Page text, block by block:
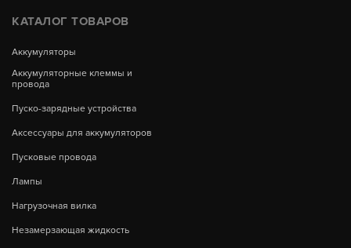
КАТАЛОГ ТОВАРОВ
Аккумуляторы
Аккумуляторные клеммы и
провода
Пуско-зарядные устройства
Аксессуары для аккумуляторов
Пусковые провода
Лампы
Нагрузочная вилка
Незамерзающая жидкость